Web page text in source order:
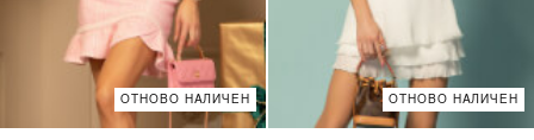
ОТНОВО НАЛИЧЕН ОТНОВО НАЛИЧЕН